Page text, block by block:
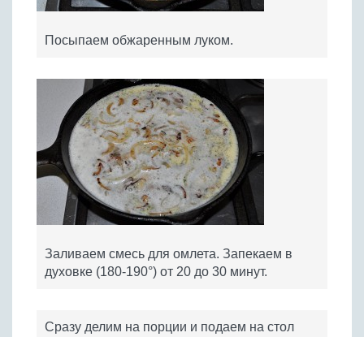
Посыпаем обжаренным луком.
Заливаем смесь для омлета. Запекаем в
духовке (180-190°) от 20 до 30 минут.
Сразу делим на порции и подаем на стол